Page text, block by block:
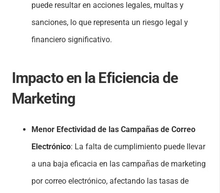
puede resultar en acciones legales, multas y
sanciones, lo que representa un riesgo legal y
financiero significativo.
Impacto en la Eficiencia de
Marketing
Menor Efectividad de las Campañas de Correo
Electrónico: La falta de cumplimiento puede llevar
a una baja eficacia en las campañas de marketing
por correo electrónico, afectando las tasas de